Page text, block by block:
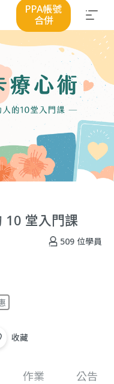
PPA帳號
合併
10 堂入門課
509 位學員
收藏
作業 公告